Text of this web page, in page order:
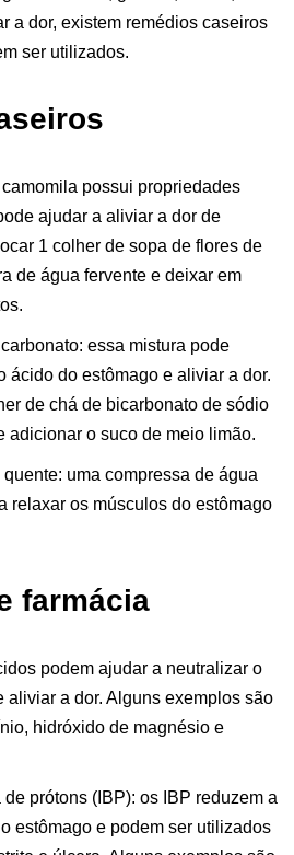
a dor, existem remédios caseiros
ser utilizados.
possui propriedades
ajudar a aliviar a dor de
1 colher de sopa de flores de
de água fervente e deixar em
essa mistura pode
ácido do estômago e aliviar a dor.
de chá de bicarbonato de sódio
adicionar o suco de meio limão.
uma compressa de água
relaxar os músculos do estômago
farmácia
podem ajudar a neutralizar o
aliviar a dor. Alguns exemplos são
hidróxido de magnésio e
de prótons (IBP): os IBP reduzem a
estômago e podem ser utilizados